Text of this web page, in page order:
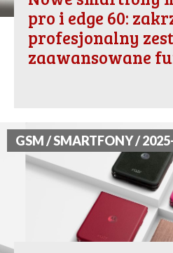
pro i edge 60:
profesjonalny
zaawansowane
GSM / SMARTFONY /